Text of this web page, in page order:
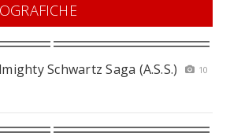
Schwartz Saga (A.S.S.)
10